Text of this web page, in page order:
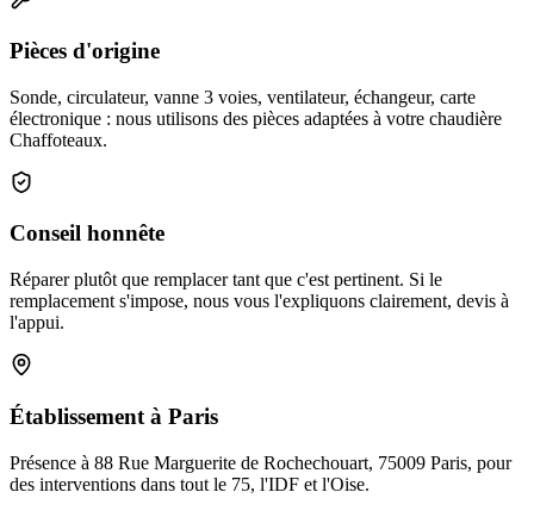
Pièces d'origine
Sonde, circulateur, vanne 3 voies, ventilateur, échangeur, carte
électronique : nous utilisons des pièces adaptées à votre chaudière
Chaffoteaux.
Conseil honnête
Réparer plutôt que remplacer tant que c'est pertinent. Si le
remplacement s'impose, nous vous l'expliquons clairement, devis à
l'appui.
Établissement à Paris
Présence à 88 Rue Marguerite de Rochechouart, 75009 Paris, pour
des interventions dans tout le 75, l'IDF et l'Oise.